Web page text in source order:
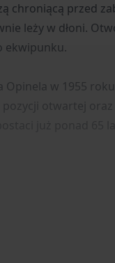
przed
leży w dłoni.
ekwipunku.
w 1955